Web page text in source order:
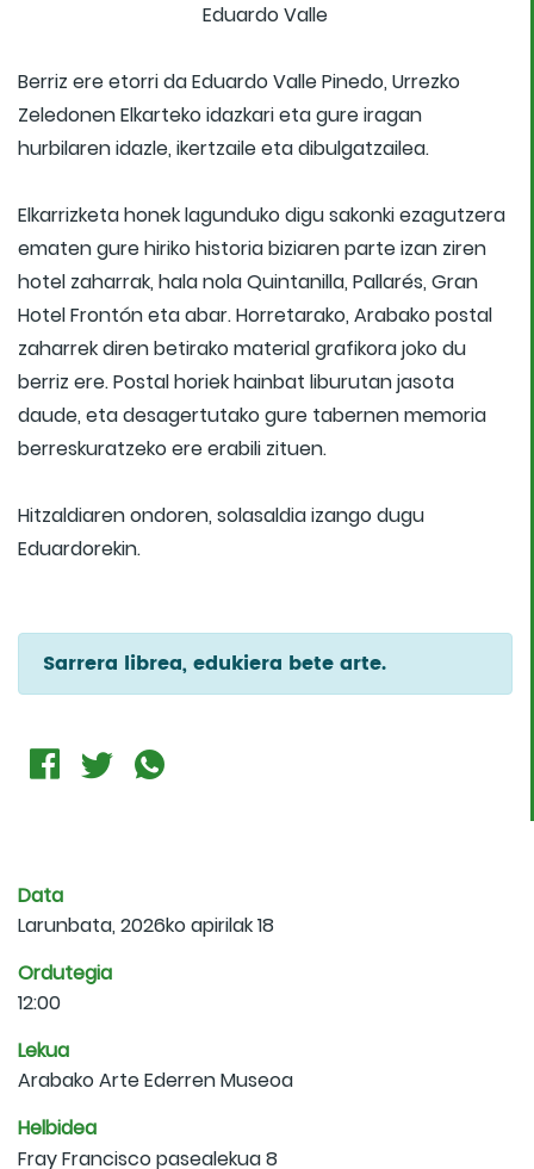
Eduardo Valle
Berriz ere etorri da Eduardo Valle Pinedo, Urrezko
Zeledonen Elkarteko idazkari eta gure iragan
hurbilaren idazle, ikertzaile eta dibulgatzailea.
Elkarrizketa honek lagunduko digu sakonki ezagutzera
ematen gure hiriko historia biziaren parte izan ziren
hotel zaharrak, hala nola Quintanilla, Pallarés, Gran
Hotel Frontón eta abar. Horretarako, Arabako postal
zaharrek diren betirako material grafikora joko du
berriz ere. Postal horiek hainbat liburutan jasota
daude, eta desagertutako gure tabernen memoria
berreskuratzeko ere erabili zituen.
Hitzaldiaren ondoren, solasaldia izango dugu
Eduardorekin.
Sarrera librea, edukiera bete arte.
Data
Larunbata, 2026ko apirilak 18
Ordutegia
12:00
Lekua
Arabako Arte Ederren Museoa
Helbidea
Fray Francisco pasealekua 8